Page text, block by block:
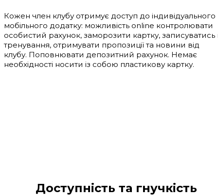
Кожен член клубу отримує доступ до індивідуального
мобільного додатку: можливість online контролювати
особистий рахунок, заморозити картку, записуватись
тренування, отримувати пропозиції та новини від
клубу. Поповнювати депозитний рахунок. Немає
необхідності носити із собою пластикову картку.
Доступність та гнучкість